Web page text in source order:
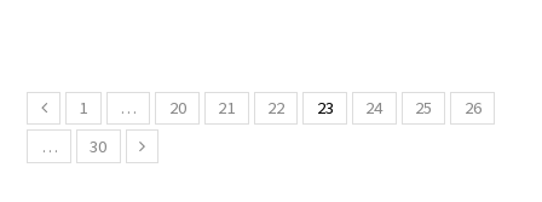
Anterior
1 … 20 21 22 23 24 25
26
…
30